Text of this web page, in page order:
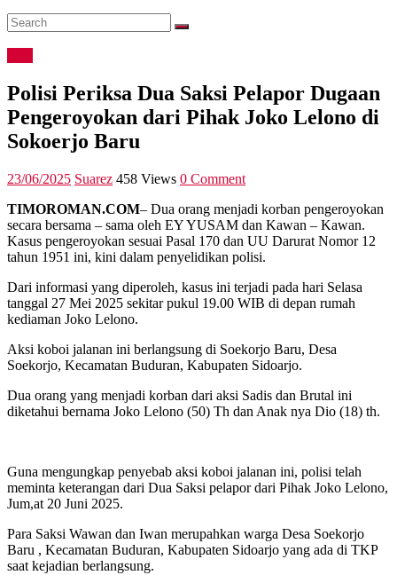
Polisi Periksa Dua Saksi Pelapor Dugaan
Pengeroyokan dari Pihak Joko Lelono di
Sokoerjo Baru
23/06/2025 Suarez 458 Views 0 Comment
TIMOROMAN.COM– Dua orang menjadi korban pengeroyokan
secara bersama – sama oleh EY YUSAM dan Kawan – Kawan.
Kasus pengeroyokan sesuai Pasal 170 dan UU Darurat Nomor 12
tahun 1951 ini, kini dalam penyelidikan polisi.
Dari informasi yang diperoleh, kasus ini terjadi pada hari Selasa
tanggal 27 Mei 2025 sekitar pukul 19.00 WIB di depan rumah
kediaman Joko Lelono.
Aksi koboi jalanan ini berlangsung di Soekorjo Baru, Desa
Soekorjo, Kecamatan Buduran, Kabupaten Sidoarjo.
Dua orang yang menjadi korban dari aksi Sadis dan Brutal ini
diketahui bernama Joko Lelono (50) Th dan Anak nya Dio (18) th.
Guna mengungkap penyebab aksi koboi jalanan ini, polisi telah
meminta keterangan dari Dua Saksi pelapor dari Pihak Joko Lelono,
Jum,at 20 Juni 2025.
Para Saksi Wawan dan Iwan merupahkan warga Desa Soekorjo
Baru , Kecamatan Buduran, Kabupaten Sidoarjo yang ada di TKP
saat kejadian berlangsung.